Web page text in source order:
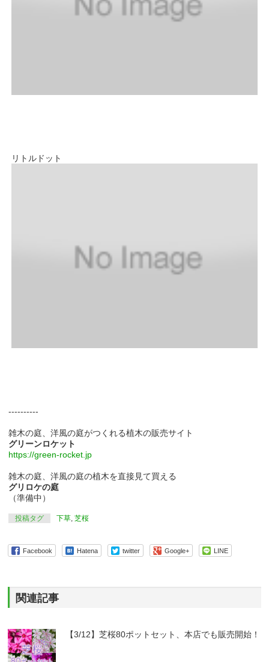
リトルドット
----------
雑木の庭、洋風の庭がつくれる植木の販売サイト
グリーンロケット
https://green-rocket.jp
雑木の庭、洋風の庭の植木を直接見て買える
グリロケの庭
（準備中）
投稿タグ 下草,芝桜
Facebook Hatena twitter Google+ LINE
関連記事
【3/12】芝桜80ポットセット、本店でも販売開始！